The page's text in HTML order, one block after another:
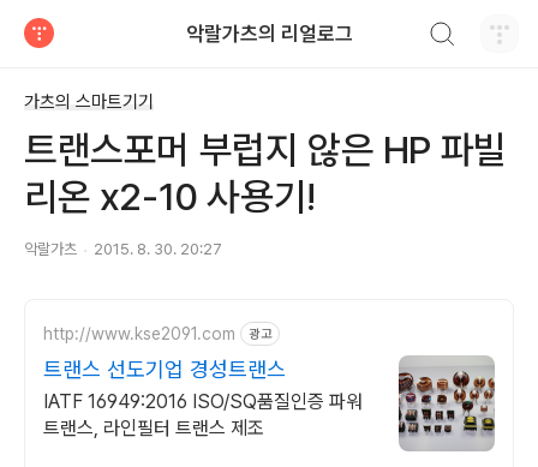
악랄가츠의 리얼로그
가츠의 스마트기기
트랜스포머 부럽지 않은 HP 파빌
리온 x2-10 사용기!
악랄가츠 2015. 8. 30. 20:27
http://www.kse2091.com 광고
트랜스 선도기업 경성트랜스
IATF 16949:2016 ISO/SQ품질인증 파워
트랜스, 라인필터 트랜스 제조